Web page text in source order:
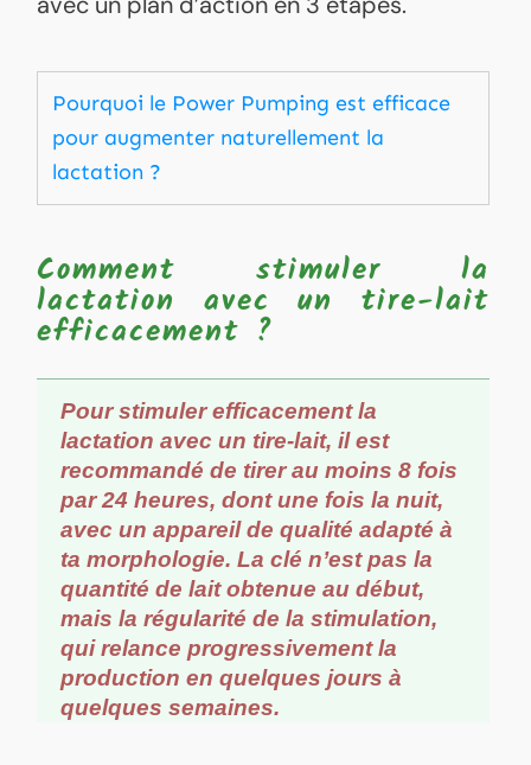
Pourquoi le Power Pumping est efficace
pour augmenter naturellement la
lactation ?
Comment stimuler la
lactation avec un tire-lait
efficacement ?
Pour stimuler efficacement la
lactation avec un tire-lait, il est
recommandé de tirer au moins 8 fois
par 24 heures, dont une fois la nuit,
avec un appareil de qualité adapté à
ta morphologie. La clé n’est pas la
quantité de lait obtenue au début,
mais la régularité de la stimulation,
qui relance progressivement la
production en quelques jours à
quelques semaines.